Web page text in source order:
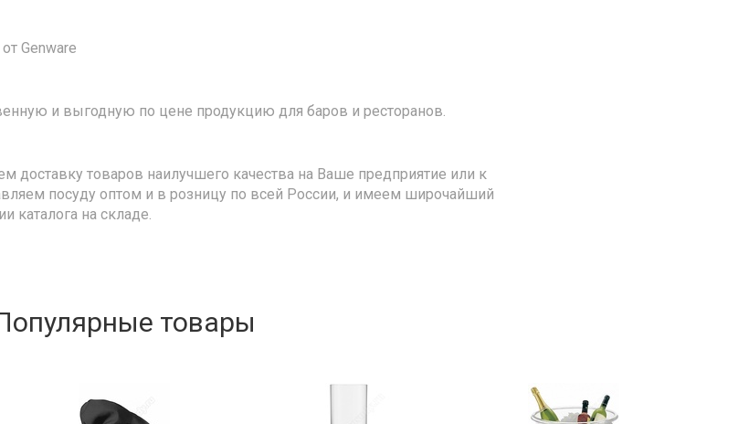
Genware
и выгодную по цене продукцию для баров и ресторанов.
доставку товаров наилучшего качества на Ваше предприятие или к
посуду оптом и в розницу по всей России, и имеем широчайший
каталога на складе.
товары